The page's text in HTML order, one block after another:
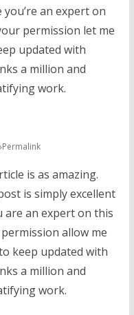
an expert on
permission let me
updated with
a million and
work.
Permalink
is as amazing.
is simply excellent
are an expert on this
allow me
keep updated with
a million and
work.